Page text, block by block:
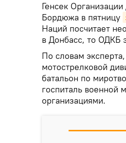
Генсек
Бордюжа в пятницу
Наций посчитает
в Донбасс, то ОДКБ
По словам
мотострелковой
батальон по
госпиталь
организациями.